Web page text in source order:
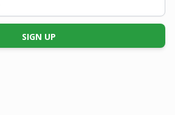
SIGN UP